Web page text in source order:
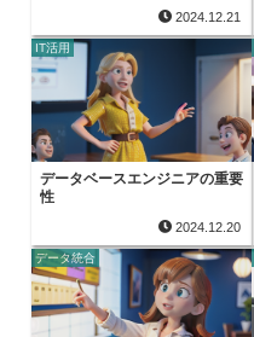
2024.12.21
IT活用
データベースエンジニアの重要
性
2024.12.20
データ統合